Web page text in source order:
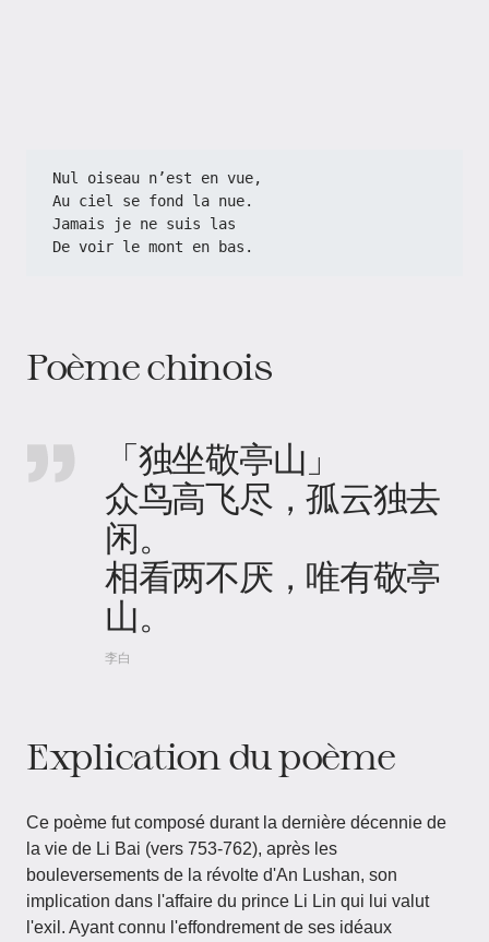
Nul oiseau n’est en vue,
Au ciel se fond la nue.
Jamais je ne suis las
De voir le mont en bas.
Poème chinois
「独坐敬亭山」
众鸟高飞尽，孤云独去
闲。
相看两不厌，唯有敬亭
山。
李白
Explication du poème
Ce poème fut composé durant la dernière décennie de
la vie de Li Bai (vers 753-762), après les
bouleversements de la révolte d'An Lushan, son
implication dans l'affaire du prince Li Lin qui lui valut
l'exil. Ayant connu l'effondrement de ses idéaux